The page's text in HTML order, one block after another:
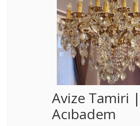
Avize Tamiri |
Acıbadem